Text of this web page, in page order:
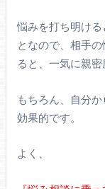
悩みを打ち明け
となので、相手
ると、一気に親密
もちろん、自分
効果的です。
よく、